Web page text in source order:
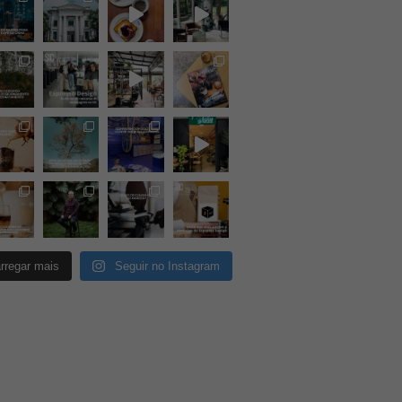
mais Seguir no Instagram